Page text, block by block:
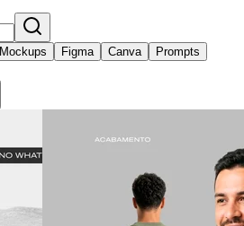
Mockups Figma Canva
Prompts